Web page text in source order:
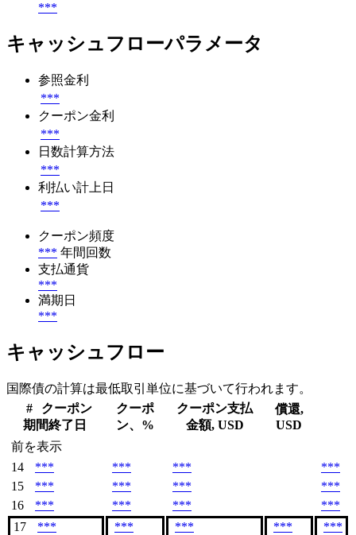
***
キャッシュフローパラメータ
参照金利
***
クーポン金利
***
日数計算方法
***
利払い計上日
***
クーポン頻度
*** 年間回数
支払通貨
***
満期日
***
キャッシュフロー
国際債の計算は最低取引単位に基づいて行われます。
#
クーポン
期間終了日
クーポ
ン、%
クーポン支払
金額, USD
償還,
USD
前を表示
14
*** *** ***
***
15
*** *** ***
***
16
*** *** ***
***
17
*** *** *** ***
***